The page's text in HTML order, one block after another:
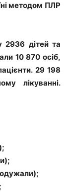
методом ПЛР
2936 дітей та
10 870 осіб,
29 198
лікуванні.